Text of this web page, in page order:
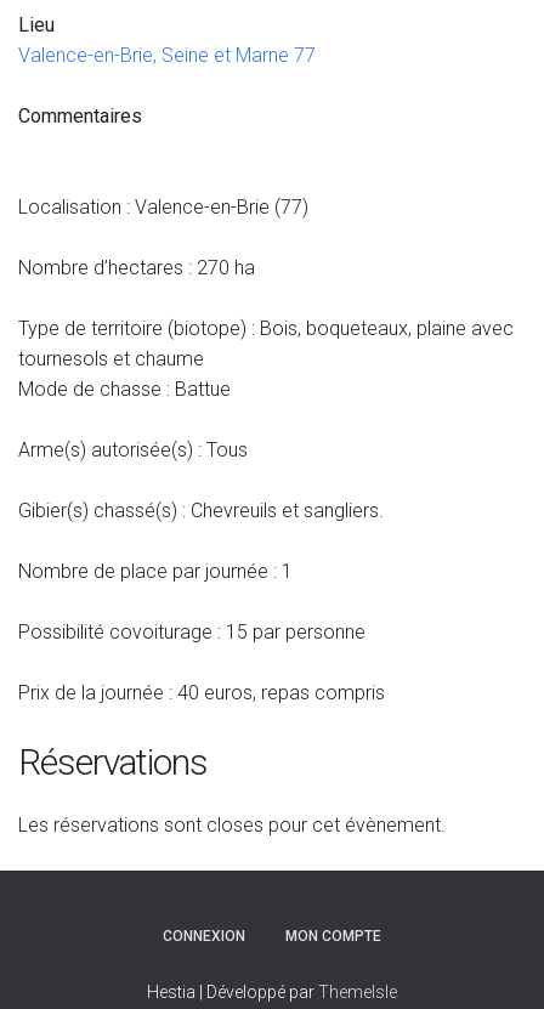
Lieu
Valence-en-Brie, Seine et Marne 77
Commentaires
Localisation : Valence-en-Brie (77)
Nombre d’hectares : 270 ha
Type de territoire (biotope) : Bois, boqueteaux, plaine avec
tournesols et chaume
Mode de chasse : Battue
Arme(s) autorisée(s) : Tous
Gibier(s) chassé(s) : Chevreuils et sangliers.
Nombre de place par journée : 1
Possibilité covoiturage : 15 par personne
Prix de la journée : 40 euros, repas compris
Réservations
Les réservations sont closes pour cet évènement.
CONNEXION MON COMPTE
Hestia | Développé parThemeIsle